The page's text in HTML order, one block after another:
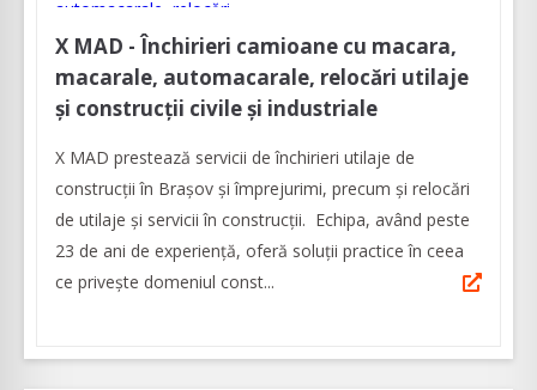
X MAD - Închirieri camioane cu macara,
macarale, automacarale, relocări utilaje
și construcții civile și industriale
X MAD prestează servicii de închirieri utilaje de
construcții în Brașov și împrejurimi, precum și relocări
de utilaje și servicii în construcții. Echipa, având peste
23 de ani de experiență, oferă soluții practice în ceea
ce privește domeniul const...